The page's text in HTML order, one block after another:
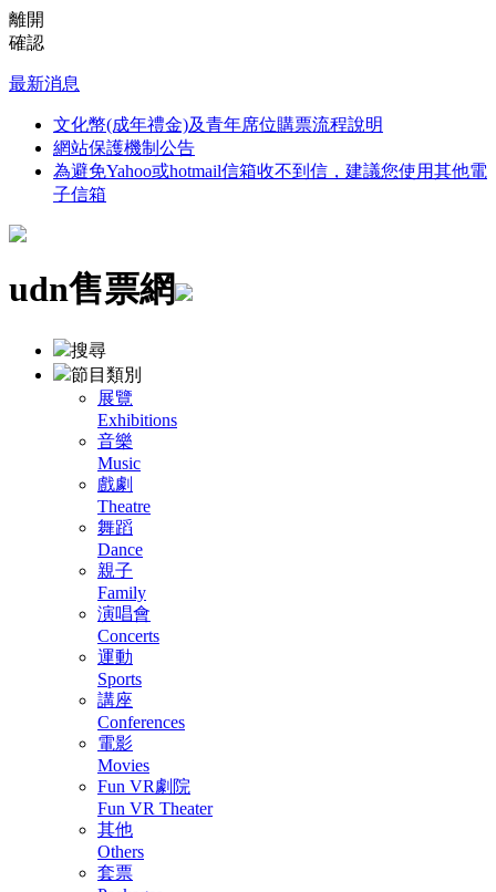
離開
確認
最新消息
文化幣(成年禮金)及青年席位購票流程說明
網站保護機制公告
為避免Yahoo或hotmail信箱收不到信，建議您使用其他電
子信箱
udn售票網
搜尋
節目類別
展覽
Exhibitions
音樂
Music
戲劇
Theatre
舞蹈
Dance
親子
Family
演唱會
Concerts
運動
Sports
講座
Conferences
電影
Movies
Fun VR劇院
Fun VR Theater
其他
Others
套票